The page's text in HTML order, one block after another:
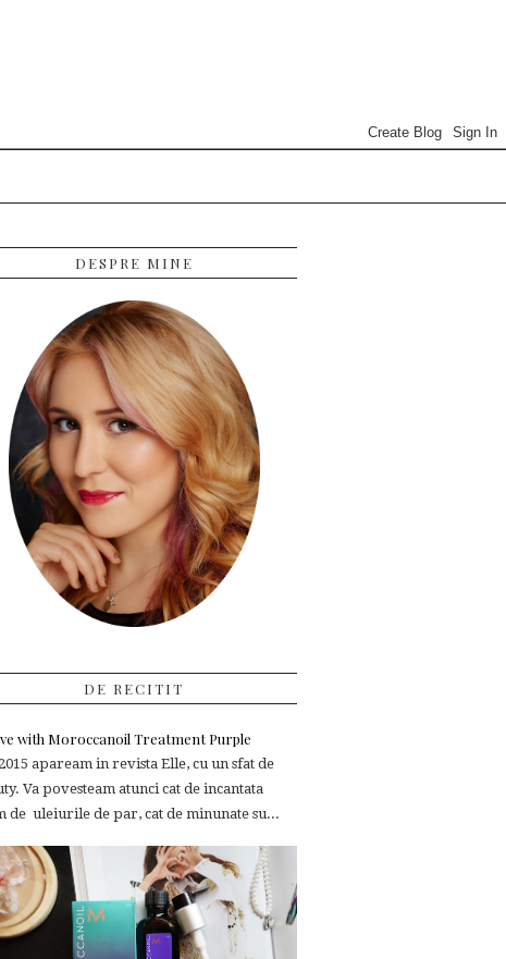
DESPRE MINE
DE RECITIT
with Moroccanoil Treatment Purple
apaream in revista Elle, cu un sfat de
Va povesteam atunci cat de incantata
de uleiurile de par, cat de minunate su...